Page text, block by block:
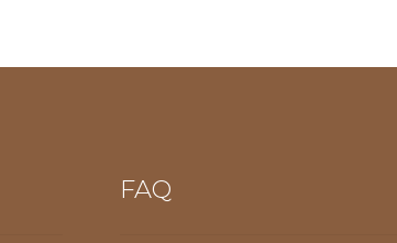
FAQ